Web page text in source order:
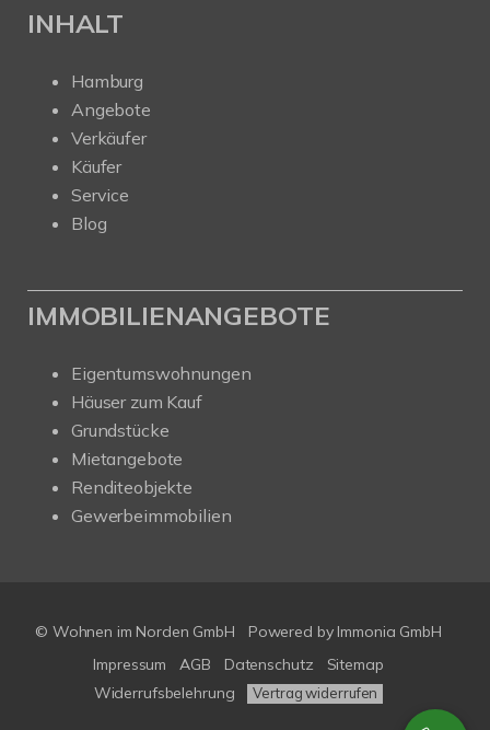
INHALT
Hamburg
Angebote
Verkäufer
Käufer
Service
Blog
IMMOBILIENANGEBOTE
Eigentumswohnungen
Häuser zum Kauf
Grundstücke
Mietangebote
Renditeobjekte
Gewerbeimmobilien
© Wohnen im Norden GmbH Powered by Immonia GmbH
Impressum
AGB Datenschutz
Sitemap
Widerrufsbelehrung
Vertrag widerrufen